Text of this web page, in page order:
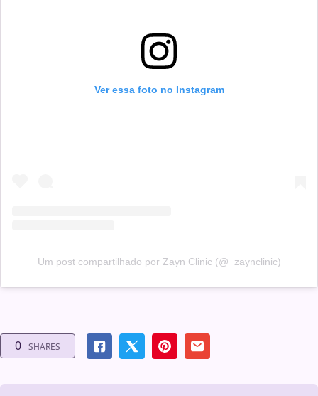
Ver essa foto no Instagram
Um post compartilhado por Zayn Clinic (@_zaynclinic)
0 SHARES